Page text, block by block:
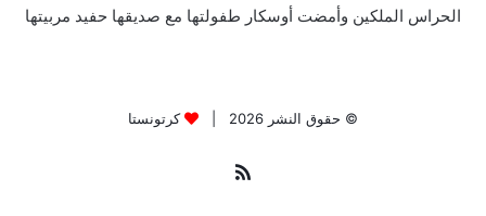
الحراس الملكين وأمضت أوسكار طفولتها مع صديقها حفيد مربيتها
© حقوق النشر 2026 | كرتونستا
ملخص